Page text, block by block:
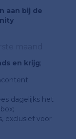
aan bij de
en krijg;
dagelijks het
exclusief voor